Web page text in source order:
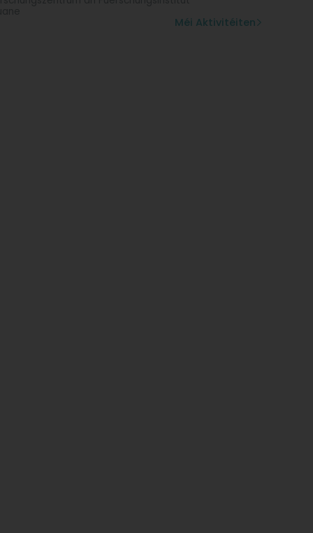
Méi Aktivitéiten